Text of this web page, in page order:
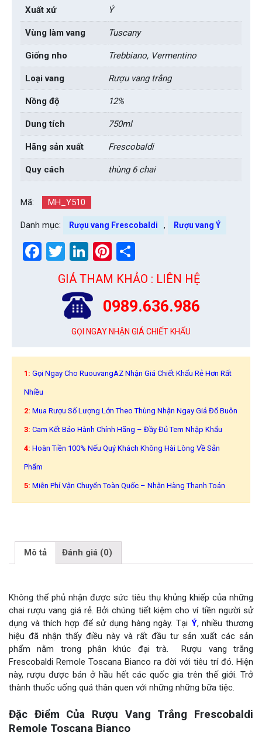
Xuất xứ Ý
Vùng làm vang Tuscany
Giống nho Trebbiano, Vermentino
Loại vang Rượu vang trắng
Nồng độ 12%
Dung tích 750ml
Hãng sản xuất Frescobaldi
Quy cách thùng 6 chai
Mã: MH_Y510
Danh mục: Rượu vang Frescobaldi , Rượu vang Ý
Facebook
Twitter
LinkedIn
Pinterest
GIÁ THAM KHẢO : LIÊN HỆ
0989.636.986
GỌI NGAY NHẬN GIÁ CHIẾT KHẤU
1: Gọi Ngay Cho RuouvangAZ Nhận Giá Chiết Khấu Rẻ Hơn Rất
Nhiều
2: Mua Rượu Số Lượng Lớn Theo Thùng Nhận Ngay Giá Đổ Buôn
3: Cam Kết Bảo Hành Chính Hãng – Đầy Đủ Tem Nhập Khẩu
4: Hoàn Tiền 100% Nếu Quý Khách Không Hài Lòng Về Sản
Phẩm
5: Miễn Phí Vận Chuyển Toàn Quốc – Nhận Hàng Thanh Toán
Mô tả Đánh giá (0)
Không thể phủ nhận được sức tiêu thụ khủng khiếp của những
chai rượu vang giá rẻ. Bởi chúng tiết kiệm cho ví tiền người sử
dụng và thích hợp để sử dụng hàng ngày. Tại Ý, nhiều thương
hiệu đã nhận thấy điều này và rất đầu tư sản xuất các sản
phẩm nằm trong phân khúc đại trà. Rượu vang trắng
Frescobaldi Remole Toscana Bianco ra đời với tiêu trí đó. Hiện
này, rượu được bán ở hầu hết các quốc gia trên thế giới. Trở
thành thuốc uống quá thân quen với những những bữa tiệc.
Đặc Điểm Của Rượu Vang Trắng Frescobaldi
Remole Toscana Bianco